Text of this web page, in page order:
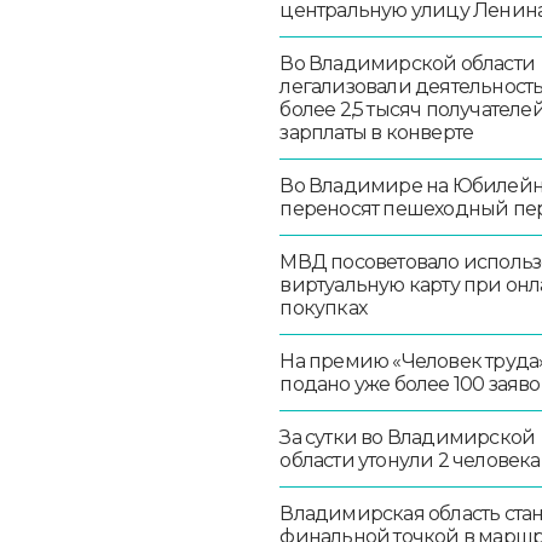
центральную улицу
Во Владимирской области
легализовали
более 2,5 тысяч
зарплаты в конверте
Во Владимире на
переносят пешеходный
МВД посоветовало
виртуальную карту при
покупках
На премию «Человек
подано уже более 100
За сутки во Владимирской
области утонули 2 человека
Владимирская область
финальной точкой в